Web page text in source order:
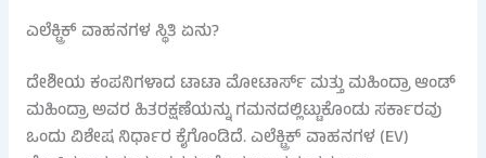
ಎಲೆಕ್ಟ್ರಿಕ್ ವಾಹನಗಳ ಸ್ಥಿತಿ ಏನು?
ದೇಶೀಯ ಕಂಪನಿಗಳಾದ ಟಾಟಾ ಮೋಟಾರ್ಸ್ ಮತ್ತು ಮಹಿಂದ್ರಾ ಆಂಡ್
ಮಹಿಂದ್ರಾ ಅವರ ಹಿತರಕ್ಷಣೆಯನ್ನು ಗಮನದಲ್ಲಿಟ್ಟುಕೊಂಡು ಸರ್ಕಾರವು
ಒಂದು ವಿಶೇಷ ನಿರ್ಧಾರ ಕೈಗೊಂಡಿದೆ. ಎಲೆಕ್ಟ್ರಿಕ್ ವಾಹನಗಳ (EV)